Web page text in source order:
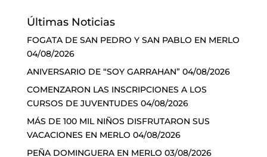
Últimas Noticias
FOGATA DE SAN PEDRO Y SAN PABLO EN MERLO
04/08/2026
ANIVERSARIO DE “SOY GARRAHAN” 04/08/2026
COMENZARON LAS INSCRIPCIONES A LOS
CURSOS DE JUVENTUDES 04/08/2026
MÁS DE 100 MIL NIÑOS DISFRUTARON SUS
VACACIONES EN MERLO 04/08/2026
PEÑA DOMINGUERA EN MERLO 03/08/2026